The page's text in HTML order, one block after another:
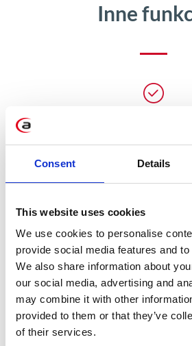
Consent Details
This website uses cookies
We use cookies to personalise
provide social media features and
We also share information about
our social media, advertising and
may combine it with other
provided to them or that they’ve
of their services.
Inne
Skanowanie kodów
→ Bezpośrednio z
urządzenia
Błyskawiczny
SAP
→ Wyświetlanie
informacji o